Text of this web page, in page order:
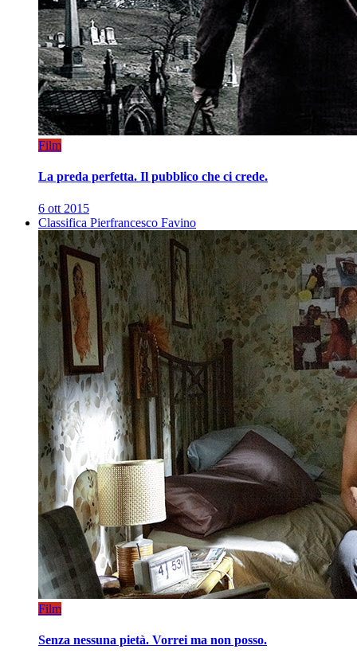
Film
La preda perfetta. Il pubblico che ci crede.
6 ott 2015
Classifica Pierfrancesco Favino
Film
Senza nessuna pietà. Vorrei ma non posso.